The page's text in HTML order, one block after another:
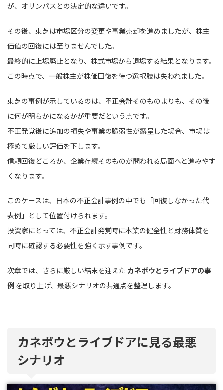
が、オリンパスとの決定的な違いです。
その後、東芝は市場区分の変更や事業売却を進めましたが、株主
価値の回復には至りませんでした。
最終的に上場廃止となり、株式市場から退場する結果となります。
この時点で、一般株主が株価回復を待つ選択肢は失われました。
東芝の事例が示しているのは、不正会計そのものよりも、その後
に何が明らかになるかが重要だという点です。
不正発覚後に追加の損失や事業の脆弱性が露呈した場合、市場は
極めて厳しい評価を下します。
信頼回復どころか、企業存続そのものが問われる局面へと進みやす
くなります。
このケースは、日本の不正会計事例の中でも「回復しなかった代
表例」として位置付けられます。
投資家にとっては、不正会計発覚時に本業の健全性と財務体質を
同時に確認する必要性を強く示す事例です。
次章では、さらに厳しい結末を迎えた カネボウとライブドアの事
例 を取り上げ、最悪シナリオの共通点を整理します。
カネボウとライブドアに見る最悪
シナリオ